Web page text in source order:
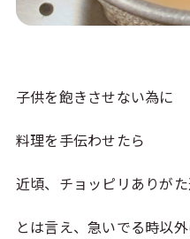
子供を飽きさせない為に
料理を手伝わせたら
近頃、チョッピリありが
とは言え、急いでる時以